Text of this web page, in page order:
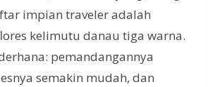
impian traveler adalah
kelimutu danau tiga warna.
pemandangannya
semakin mudah, dan